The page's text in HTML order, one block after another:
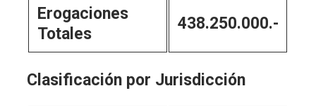
Erogaciones
Totales
438.250.000.-
Clasificación por Jurisdicción